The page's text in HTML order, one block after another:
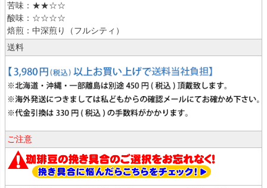
苦味：★★☆☆
酸味：☆☆☆☆
焙煎：中深煎り（フルシティ）
送料
ご注意